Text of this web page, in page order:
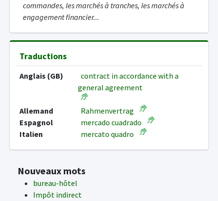
commandes, les marchés à tranches, les marchés à
engagement financier...
Traductions
Anglais (GB)
contract in accordance with a
general agreement
Allemand
Rahmenvertrag
Espagnol
mercado cuadrado
Italien
mercato quadro
Nouveaux mots
bureau-hôtel
Impôt indirect